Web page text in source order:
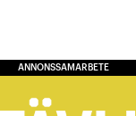
ANNONSSAMARBETE